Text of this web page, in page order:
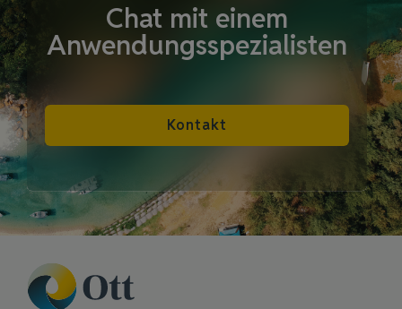
Chat mit einem
Anwendungsspezialisten
Kontakt